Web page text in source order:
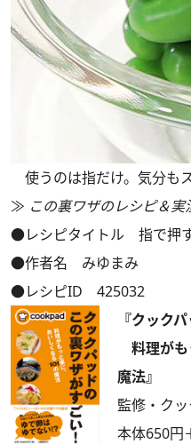
使うのは指だけ。気分も
≫ この裏ワザのレシピ＆
●レシピタイトル 指で押
●作者名 みゆまみ
●レシピID 425032
『クック
料理がも
魔法』
監修・ク
本体650